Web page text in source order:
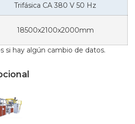
Trifásica CA 380 V 50 Hz
18500x2100x2000mm
si hay algún cambio de datos.